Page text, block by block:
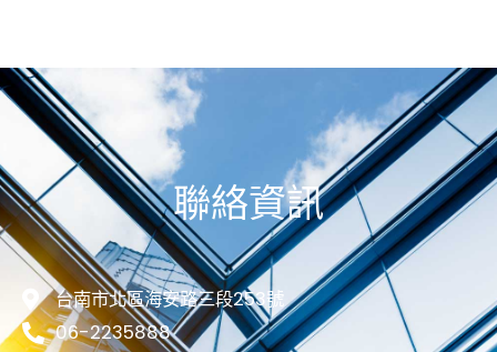
聯絡資訊
台南市北區海安路三段253號
06-2235888